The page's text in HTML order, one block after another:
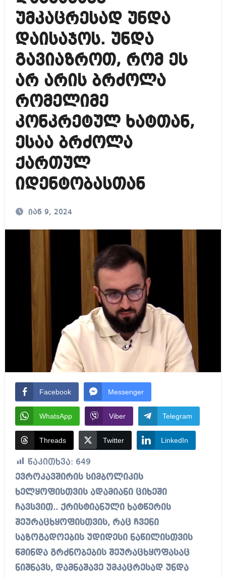
უმკაცრესად უნდა
დაისაჯოს. უნდა
გავიაზროთ, რომ ეს
არ არის ბრძოლა
რომელიმე
კონკრეტულ ხატთან,
ესაა ბრძოლა
ქართულ
იდენტობასთან
იან 9, 2024
Facebook Messenger
WhatsApp Viber Telegram
Threads Twitter LinkedIn
წაკითხვა: 649
ევროკავშირის სიმბოლიკის
ხელყოფისთვის ადამიანი ციხეში
ჩავსვით.. ქრისტიანული ხატწერის
შეურაცხყოფისთვის, რაც ჩვენი
საზოგადოების უდიდესი ნაწილისთვის
წმინდა გრძნობების შეურაცხყოფასაც
ნიშნავს, დამნაშავე უმკაცრესად უნდა